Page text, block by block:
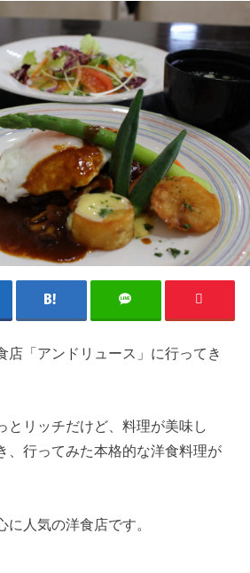
店「アンドリュース」に行ってき
とリッチだけど、料理が美味し
、行ってみた本格的な洋食料理が
人気の洋食店です。